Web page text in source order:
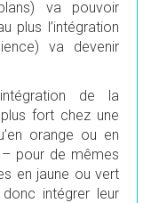
va pouvoir
plus l’intégration
va devenir
de la
fort chez une
orange ou en
– pour de mêmes
en jaune ou vert
intégrer leur